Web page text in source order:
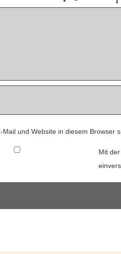
Mail und Website in diesem Browser
Mit